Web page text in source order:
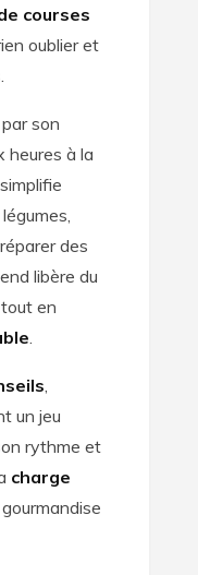
courses
oublier et
son
heures à la
simplifie
des
libère du
en
.
,
un jeu
rythme et
charge